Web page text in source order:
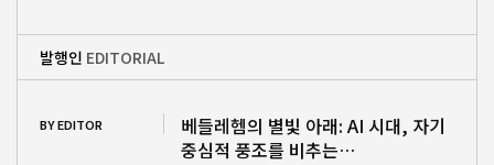
발행인 EDITORIAL
BY EDITOR
베들레헴의 별빛 아래: AI 시대, 자기
중심적 풍조를 비추는…